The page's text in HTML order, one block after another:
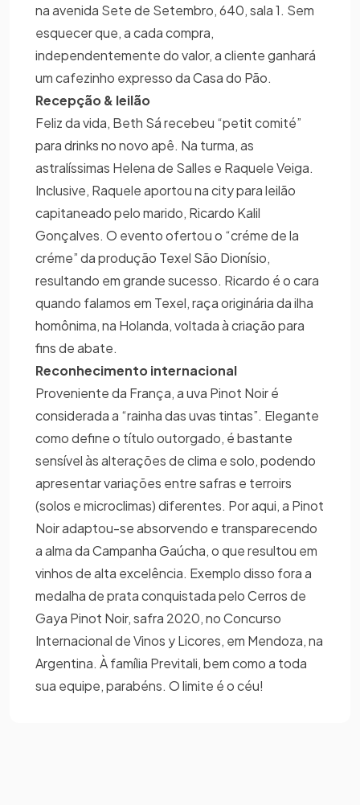
na avenida Sete de Setembro, 640, sala 1. Sem
esquecer que, a cada compra,
independentemente do valor, a cliente ganhará
um cafezinho expresso da Casa do Pão.
Recepção & leilão
Feliz da vida, Beth Sá recebeu “petit comité”
para drinks no novo apê. Na turma, as
astralíssimas Helena de Salles e Raquele Veiga.
Inclusive, Raquele aportou na city para leilão
capitaneado pelo marido, Ricardo Kalil
Gonçalves. O evento ofertou o “créme de la
créme” da produção Texel São Dionísio,
resultando em grande sucesso. Ricardo é o cara
quando falamos em Texel, raça originária da ilha
homônima, na Holanda, voltada à criação para
fins de abate.
Reconhecimento internacional
Proveniente da França, a uva Pinot Noir é
considerada a “rainha das uvas tintas”. Elegante
como define o título outorgado, é bastante
sensível às alterações de clima e solo, podendo
apresentar variações entre safras e terroirs
(solos e microclimas) diferentes. Por aqui, a Pinot
Noir adaptou-se absorvendo e transparecendo
a alma da Campanha Gaúcha, o que resultou em
vinhos de alta excelência. Exemplo disso fora a
medalha de prata conquistada pelo Cerros de
Gaya Pinot Noir, safra 2020, no Concurso
Internacional de Vinos y Licores, em Mendoza, na
Argentina. À família Previtali, bem como a toda
sua equipe, parabéns. O limite é o céu!